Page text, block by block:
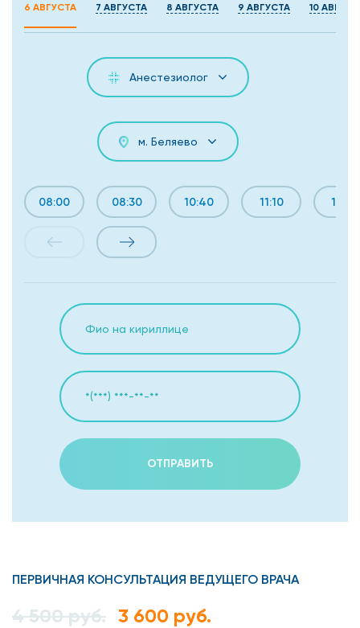
6 АВГУСТА 7 АВГУСТА 8 АВГУСТА 9 АВГУСТА 10
Анестезиолог
м. Беляево
08:00 08:30 10:40 11:10 15:10
ОТПРАВИТЬ
ПЕРВИЧНАЯ КОНСУЛЬТАЦИЯ ВЕДУЩЕГО ВРАЧА
4 500 руб. 3 600 руб.